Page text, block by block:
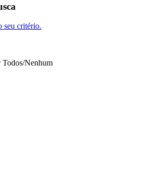
seu critério.
Todos/Nenhum